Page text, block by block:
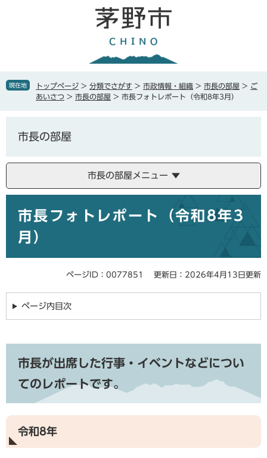
で
ば現在地 トップページ > 分類でさがす > 市政情報・組織 > 市長の部屋 > ご
あいさつ > 市長の部屋 > 市長フォトレポート（令和8年3月）
市長の部屋
市長の部屋メニュー
市長フォトレポート（令和8年3
月）
ページID：0077851 更新日：2026年4月13日更新
ページ内目次
市長が出席した行事・イベントなどについ
てのレポートです。
令和8年